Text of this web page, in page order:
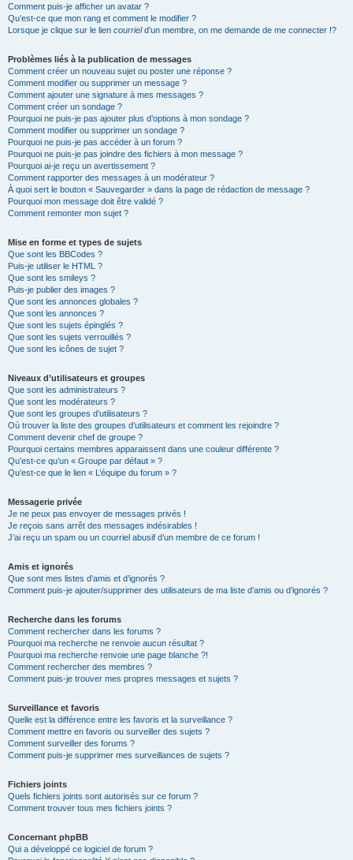
Comment puis-je afficher un avatar ?
Qu’est-ce que mon rang et comment le modifier ?
Lorsque je clique sur le lien courrield’un membre, on me demande de me connecter !?
Problèmes liés à la publication de messages
Comment créer un nouveau sujet ou poster une réponse ?
Comment modifier ou supprimer un message ?
Comment ajouter une signature à mes messages ?
Comment créer un sondage ?
Pourquoi ne puis-je pas ajouter plus d’options à mon sondage ?
Comment modifier ou supprimer un sondage ?
Pourquoi ne puis-je pas accéder à un forum ?
Pourquoi ne puis-je pas joindre des fichiers à mon message ?
Pourquoi ai-je reçu un avertissement ?
Comment rapporter des messages à un modérateur ?
À quoi sert le bouton « Sauvegarder » dans la page de rédaction de message ?
Pourquoi mon message doit être validé ?
Comment remonter mon sujet ?
Mise en forme et types de sujets
Que sont les BBCodes ?
Puis-je utiliser le HTML ?
Que sont les smileys ?
Puis-je publier des images ?
Que sont les annonces globales ?
Que sont les annonces ?
Que sont les sujets épinglés ?
Que sont les sujets verrouillés ?
Que sont les icônes de sujet ?
Niveaux d’utilisateurs et groupes
Que sont les administrateurs ?
Que sont les modérateurs ?
Que sont les groupes d’utilisateurs ?
Où trouver la liste des groupes d’utilisateurs et comment les rejoindre ?
Comment devenir chef de groupe ?
Pourquoi certains membres apparaissent dans une couleur différente ?
Qu’est-ce qu’un « Groupe par défaut » ?
Qu’est-ce que le lien « L’équipe du forum » ?
Messagerie privée
Je ne peux pas envoyer de messages privés !
Je reçois sans arrêt des messages indésirables !
J’ai reçu un spam ou un courriel abusif d’un membre de ce forum !
Amis et ignorés
Que sont mes listes d’amis et d’ignorés ?
Comment puis-je ajouter/supprimer des utilisateurs de ma liste d’amis ou d’ignorés ?
Recherche dans les forums
Comment rechercher dans les forums ?
Pourquoi ma recherche ne renvoie aucun résultat ?
Pourquoi ma recherche renvoie une page blanche ?!
Comment rechercher des membres ?
Comment puis-je trouver mes propres messages et sujets ?
Surveillance et favoris
Quelle est la différence entre les favoris et la surveillance ?
Comment mettre en favoris ou surveiller des sujets ?
Comment surveiller des forums ?
Comment puis-je supprimer mes surveillances de sujets ?
Fichiers joints
Quels fichiers joints sont autorisés sur ce forum ?
Comment trouver tous mes fichiers joints ?
Concernant phpBB
Qui a développé ce logiciel de forum ?